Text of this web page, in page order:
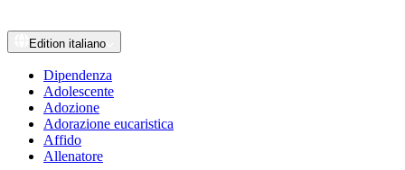
Edition italiano
Dipendenza
Adolescente
Adozione
Adorazione eucaristica
Affido
Allenatore